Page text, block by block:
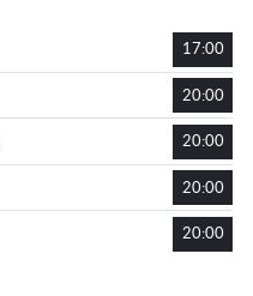
17:00
20:00
20:00
20:00
20:00